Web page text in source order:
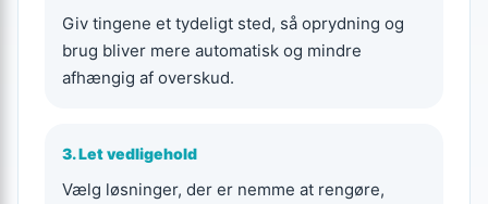
Giv tingene et tydeligt sted, så oprydning og
brug bliver mere automatisk og mindre
afhængig af overskud.
3. Let vedligehold
Vælg løsninger, der er nemme at rengøre,